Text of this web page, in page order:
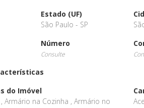
Estado (UF)
São Paulo - SP
Número
Consulte
do Imóvel
Armário na Cozinha , Armário no